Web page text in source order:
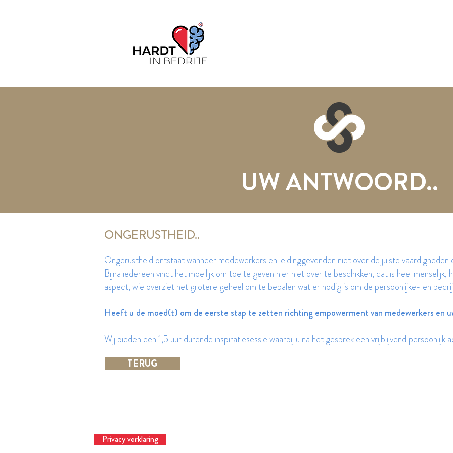
UW ANTWOORD..
ONGERUSTHEID..
Ongerustheid ontstaat wanneer medewerkers en leidinggevenden niet over de juiste
Bijna iedereen vindt het moeilijk om toe te geven hier niet over te beschikken, dat is heel menselijk,
aspect, wie overziet het grotere geheel om te bepalen wat er nodig is om de persoonlijke- en
Heeft u de moed(t) om de eerste stap te zetten richting empowerment van medewerkers en
Wij bieden een 1,5 uur durende inspiratiesessie waarbij u na het gesprek een vrijblijvend persoonlijk
TERUG
Privacy verklaring